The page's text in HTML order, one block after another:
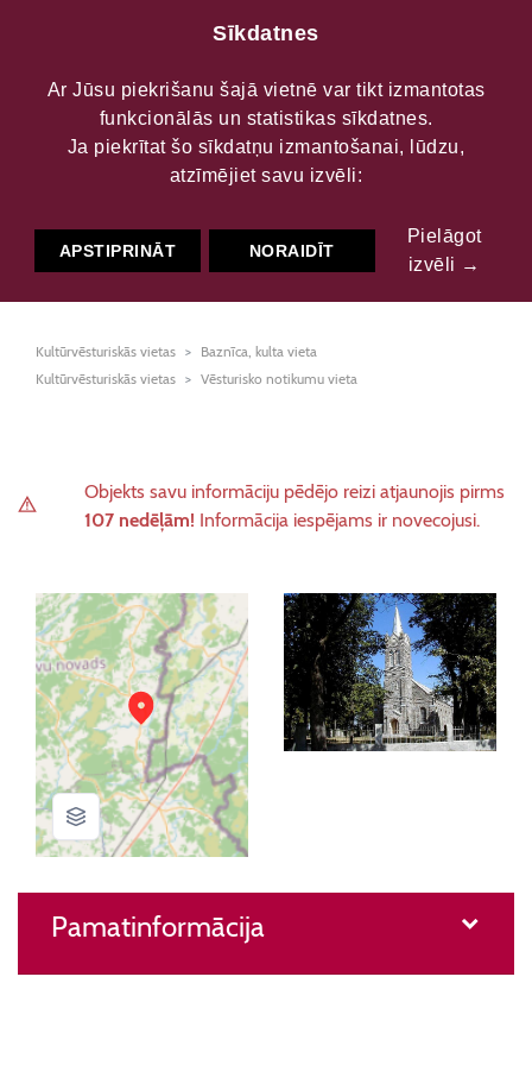
Baltinavas Jaunavas
Marijas Pasludināšanas
Romas katoļu baznīca
Kultūrvēsturiskās vietas
Baznīca, kulta vieta
Kultūrvēsturiskās vietas
Vēsturisko notikumu vieta
Objekts savu informāciju pēdējo reizi atjaunojis pirms
107 nedēļām! Informācija iespējams ir novecojusi.
Pamatinformācija
Sīkdatnes
Ar Jūsu piekrišanu šajā vietnē var tikt izmantotas
funkcionālās un statistikas sīkdatnes.
Ja piekrītat šo sīkdatņu izmantošanai, lūdzu,
atzīmējiet savu izvēli:
APSTIPRINĀT NORAIDĪT
Pielāgot
izvēli →